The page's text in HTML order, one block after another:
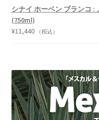
シナイ ホーベン ブランコ :
(750ml)
¥11,440 （税込）